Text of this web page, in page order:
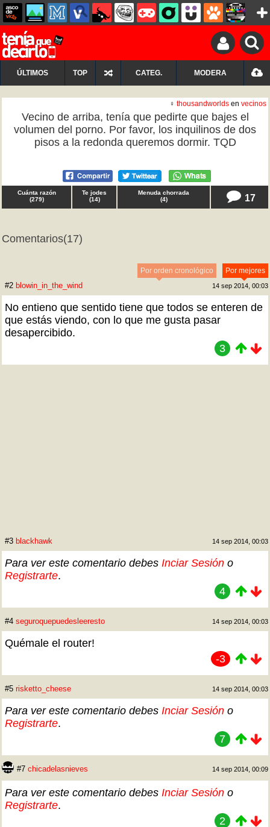
ÚLTIMOS TOP CATEG. MODERA
♀ thousandworlds en vecinos
Vecino de arriba, tenía que pedirte que bajes el
volumen del porno. Por favor, los inquilinos de dos
pisos a la redonda queremos dormir. TQD
Cuánta razón
(279)
Te jodes
(14)
Menuda chorrada
(4) 17
Comentarios(17)
Por mejores
Por orden cronológico
#2 blowin_in_the_wind 14 sep 2014, 00:03
No entieno que sentido tiene que todos se enteren de
que estás viendo, con lo que me gusta pasar
desapercibido.
3
#3 blackhawk 14 sep 2014, 00:03
Para ver este comentario debes Inciar Sesión o
Registrarte.
4
#4 seguroquepuedesleeresto 14 sep 2014, 00:03
Quémale el router!
-3
#5 risketto_cheese 14 sep 2014, 00:03
Para ver este comentario debes Inciar Sesión o
Registrarte.
7
#7 chicadelasnieves 14 sep 2014, 00:09
Para ver este comentario debes Inciar Sesión o
Registrarte.
2